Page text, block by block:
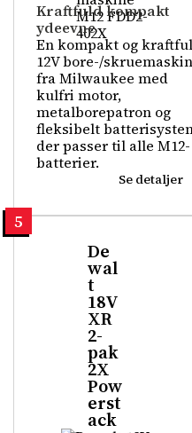
Kraftfuld kompakt
ydeevne
En kompakt og
12V bore-/
fra Milwaukee med
kulfri motor,
metalborepatron og
fleksibelt
der passer til alle M12-
batterier.
Se detaljer
5
De
wal
t
18V
XR
2-
pak
2X
Pow
erst
ack